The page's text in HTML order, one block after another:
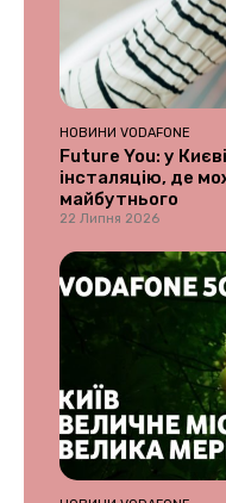
НОВИНИ VODAFONE
Future You: у
інсталяцію, де
майбутнього
22 Липня 2026